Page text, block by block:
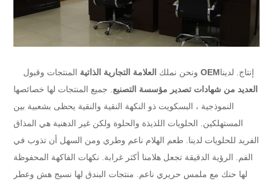
ونحن نملك العلامة التجارية الذاتية المنتجات وقبول OEMإنتاج. لدينا
العديد من شهادات تصدير مؤسسة التصنيع . جميع المنتجات لها خصائصها
النموذجية ، البسكويت ذو النكهة النقية والنقية يحظى بشعبية بين
المستهلكين. الحلويات اللذيذة والحلوة ولكن غير الدهنية هي المذاق
الفريد للحلويات لدينا. طعم الهلام ناعم وطري ومن السهل أن تذوب في
الفم. الرؤية الدقيقة تجعل هلامنا أكثر غرابة. نكهات الفاكهة المحفوظة
لها حنك مع ملمس حريري ناعم. منتجات البندق لها نسيج هش وعطر